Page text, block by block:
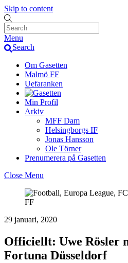
Skip to content
Menu
Search
Om Gasetten
Malmö FF
Uefaranken
Min Profil
Arkiv
MFF Dam
Helsingborgs IF
Jonas Hansson
Ole Törner
Prenumerera på Gasetten
Close Menu
29 januari, 2020
Officiellt: Uwe Rösler
Fortuna Düsseldorf